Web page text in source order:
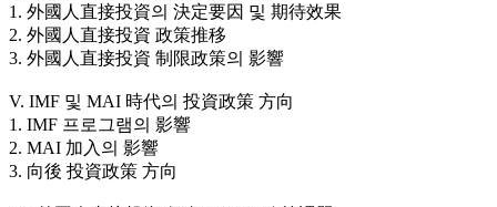
1. 外國人直接投資의 決定要因 및 期待效果
2. 外國人直接投資 政策推移
3. 外國人直接投資 制限政策의 影響
V. IMF 및 MAI 時代의 投資政策 方向
1. IMF 프로그램의 影響
2. MAI 加入의 影響
3. 向後 投資政策 方向